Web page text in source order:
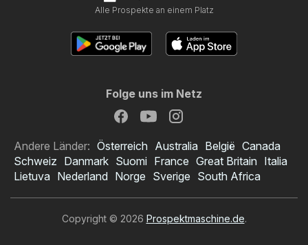
Alle Prospekte an einem Platz
Folge uns im Netz
Andere Länder: Österreich Australia België Canada
Schweiz Danmark Suomi France Great Britain Italia
Lietuva Nederland Norge Sverige South Africa
Copyright © 2026 Prospektmaschine.de.